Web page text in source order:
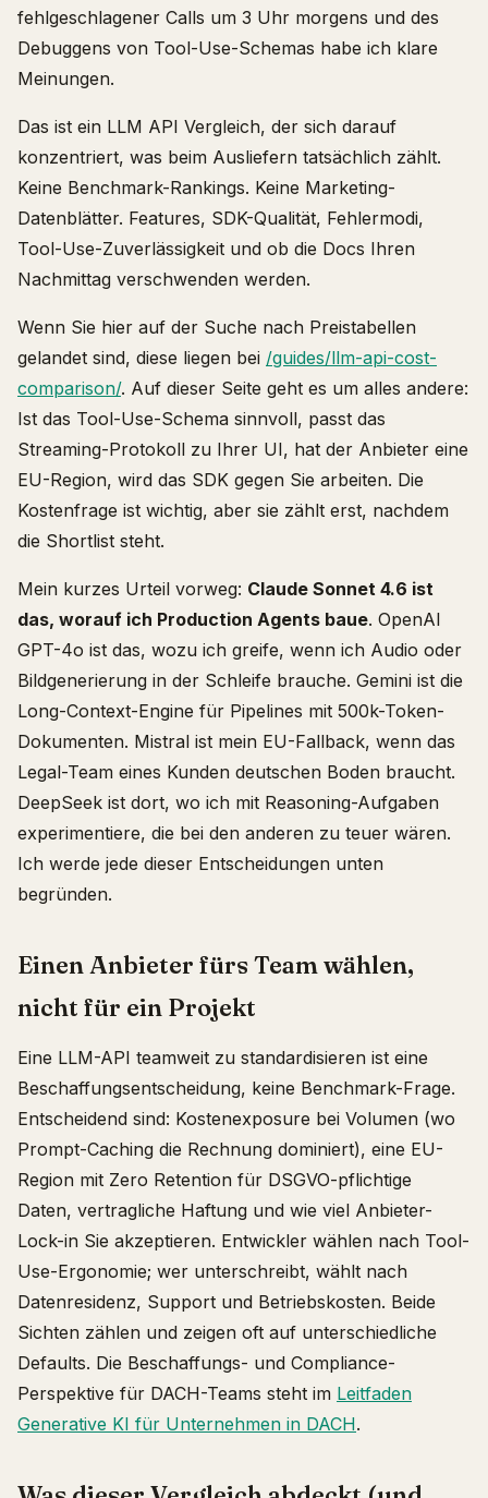
fehlgeschlagener Calls um 3 Uhr morgens und des
Debuggens von Tool-Use-Schemas habe ich klare
Meinungen.
Das ist ein LLM API Vergleich, der sich darauf
konzentriert, was beim Ausliefern tatsächlich zählt.
Keine Benchmark-Rankings. Keine Marketing-
Datenblätter. Features, SDK-Qualität, Fehlermodi,
Tool-Use-Zuverlässigkeit und ob die Docs Ihren
Nachmittag verschwenden werden.
Wenn Sie hier auf der Suche nach Preistabellen
gelandet sind, diese liegen bei /guides/llm-api-cost-
comparison/. Auf dieser Seite geht es um alles andere:
Ist das Tool-Use-Schema sinnvoll, passt das
Streaming-Protokoll zu Ihrer UI, hat der Anbieter eine
EU-Region, wird das SDK gegen Sie arbeiten. Die
Kostenfrage ist wichtig, aber sie zählt erst, nachdem
die Shortlist steht.
Mein kurzes Urteil vorweg: Claude Sonnet 4.6 ist
das, worauf ich Production Agents baue. OpenAI
GPT-4o ist das, wozu ich greife, wenn ich Audio oder
Bildgenerierung in der Schleife brauche. Gemini ist die
Long-Context-Engine für Pipelines mit 500k-Token-
Dokumenten. Mistral ist mein EU-Fallback, wenn das
Legal-Team eines Kunden deutschen Boden braucht.
DeepSeek ist dort, wo ich mit Reasoning-Aufgaben
experimentiere, die bei den anderen zu teuer wären.
Ich werde jede dieser Entscheidungen unten
begründen.
Einen Anbieter fürs Team wählen,
nicht für ein Projekt
Eine LLM-API teamweit zu standardisieren ist eine
Beschaffungsentscheidung, keine Benchmark-Frage.
Entscheidend sind: Kostenexposure bei Volumen (wo
Prompt-Caching die Rechnung dominiert), eine EU-
Region mit Zero Retention für DSGVO-pflichtige
Daten, vertragliche Haftung und wie viel Anbieter-
Lock-in Sie akzeptieren. Entwickler wählen nach Tool-
Use-Ergonomie; wer unterschreibt, wählt nach
Datenresidenz, Support und Betriebskosten. Beide
Sichten zählen und zeigen oft auf unterschiedliche
Defaults. Die Beschaffungs- und Compliance-
Perspektive für DACH-Teams steht im Leitfaden
Generative KI für Unternehmen in DACH.